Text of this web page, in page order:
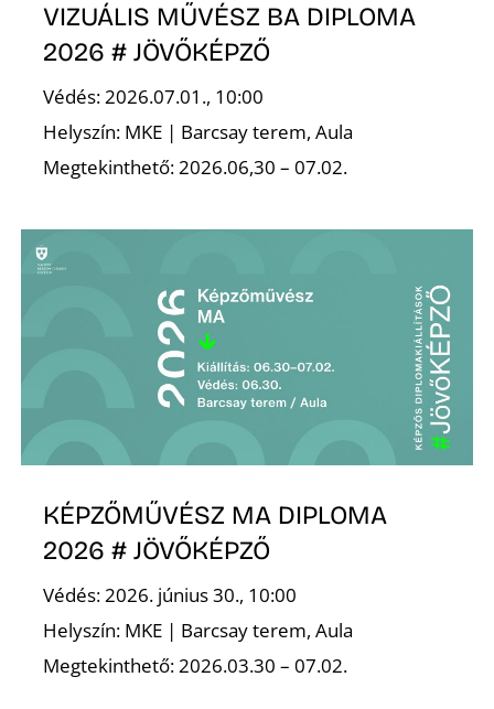
VIZUÁLIS MŰVÉSZ BA DIPLOMA
2026 # JÖVŐKÉPZŐ
Védés: 2026.07.01., 10:00
Helyszín: MKE | Barcsay terem, Aula
Megtekinthető: 2026.06,30 – 07.02.
KÉPZŐMŰVÉSZ MA DIPLOMA
2026 # JÖVŐKÉPZŐ
Védés: 2026. június 30., 10:00
Helyszín: MKE | Barcsay terem, Aula
Megtekinthető: 2026.03.30 – 07.02.